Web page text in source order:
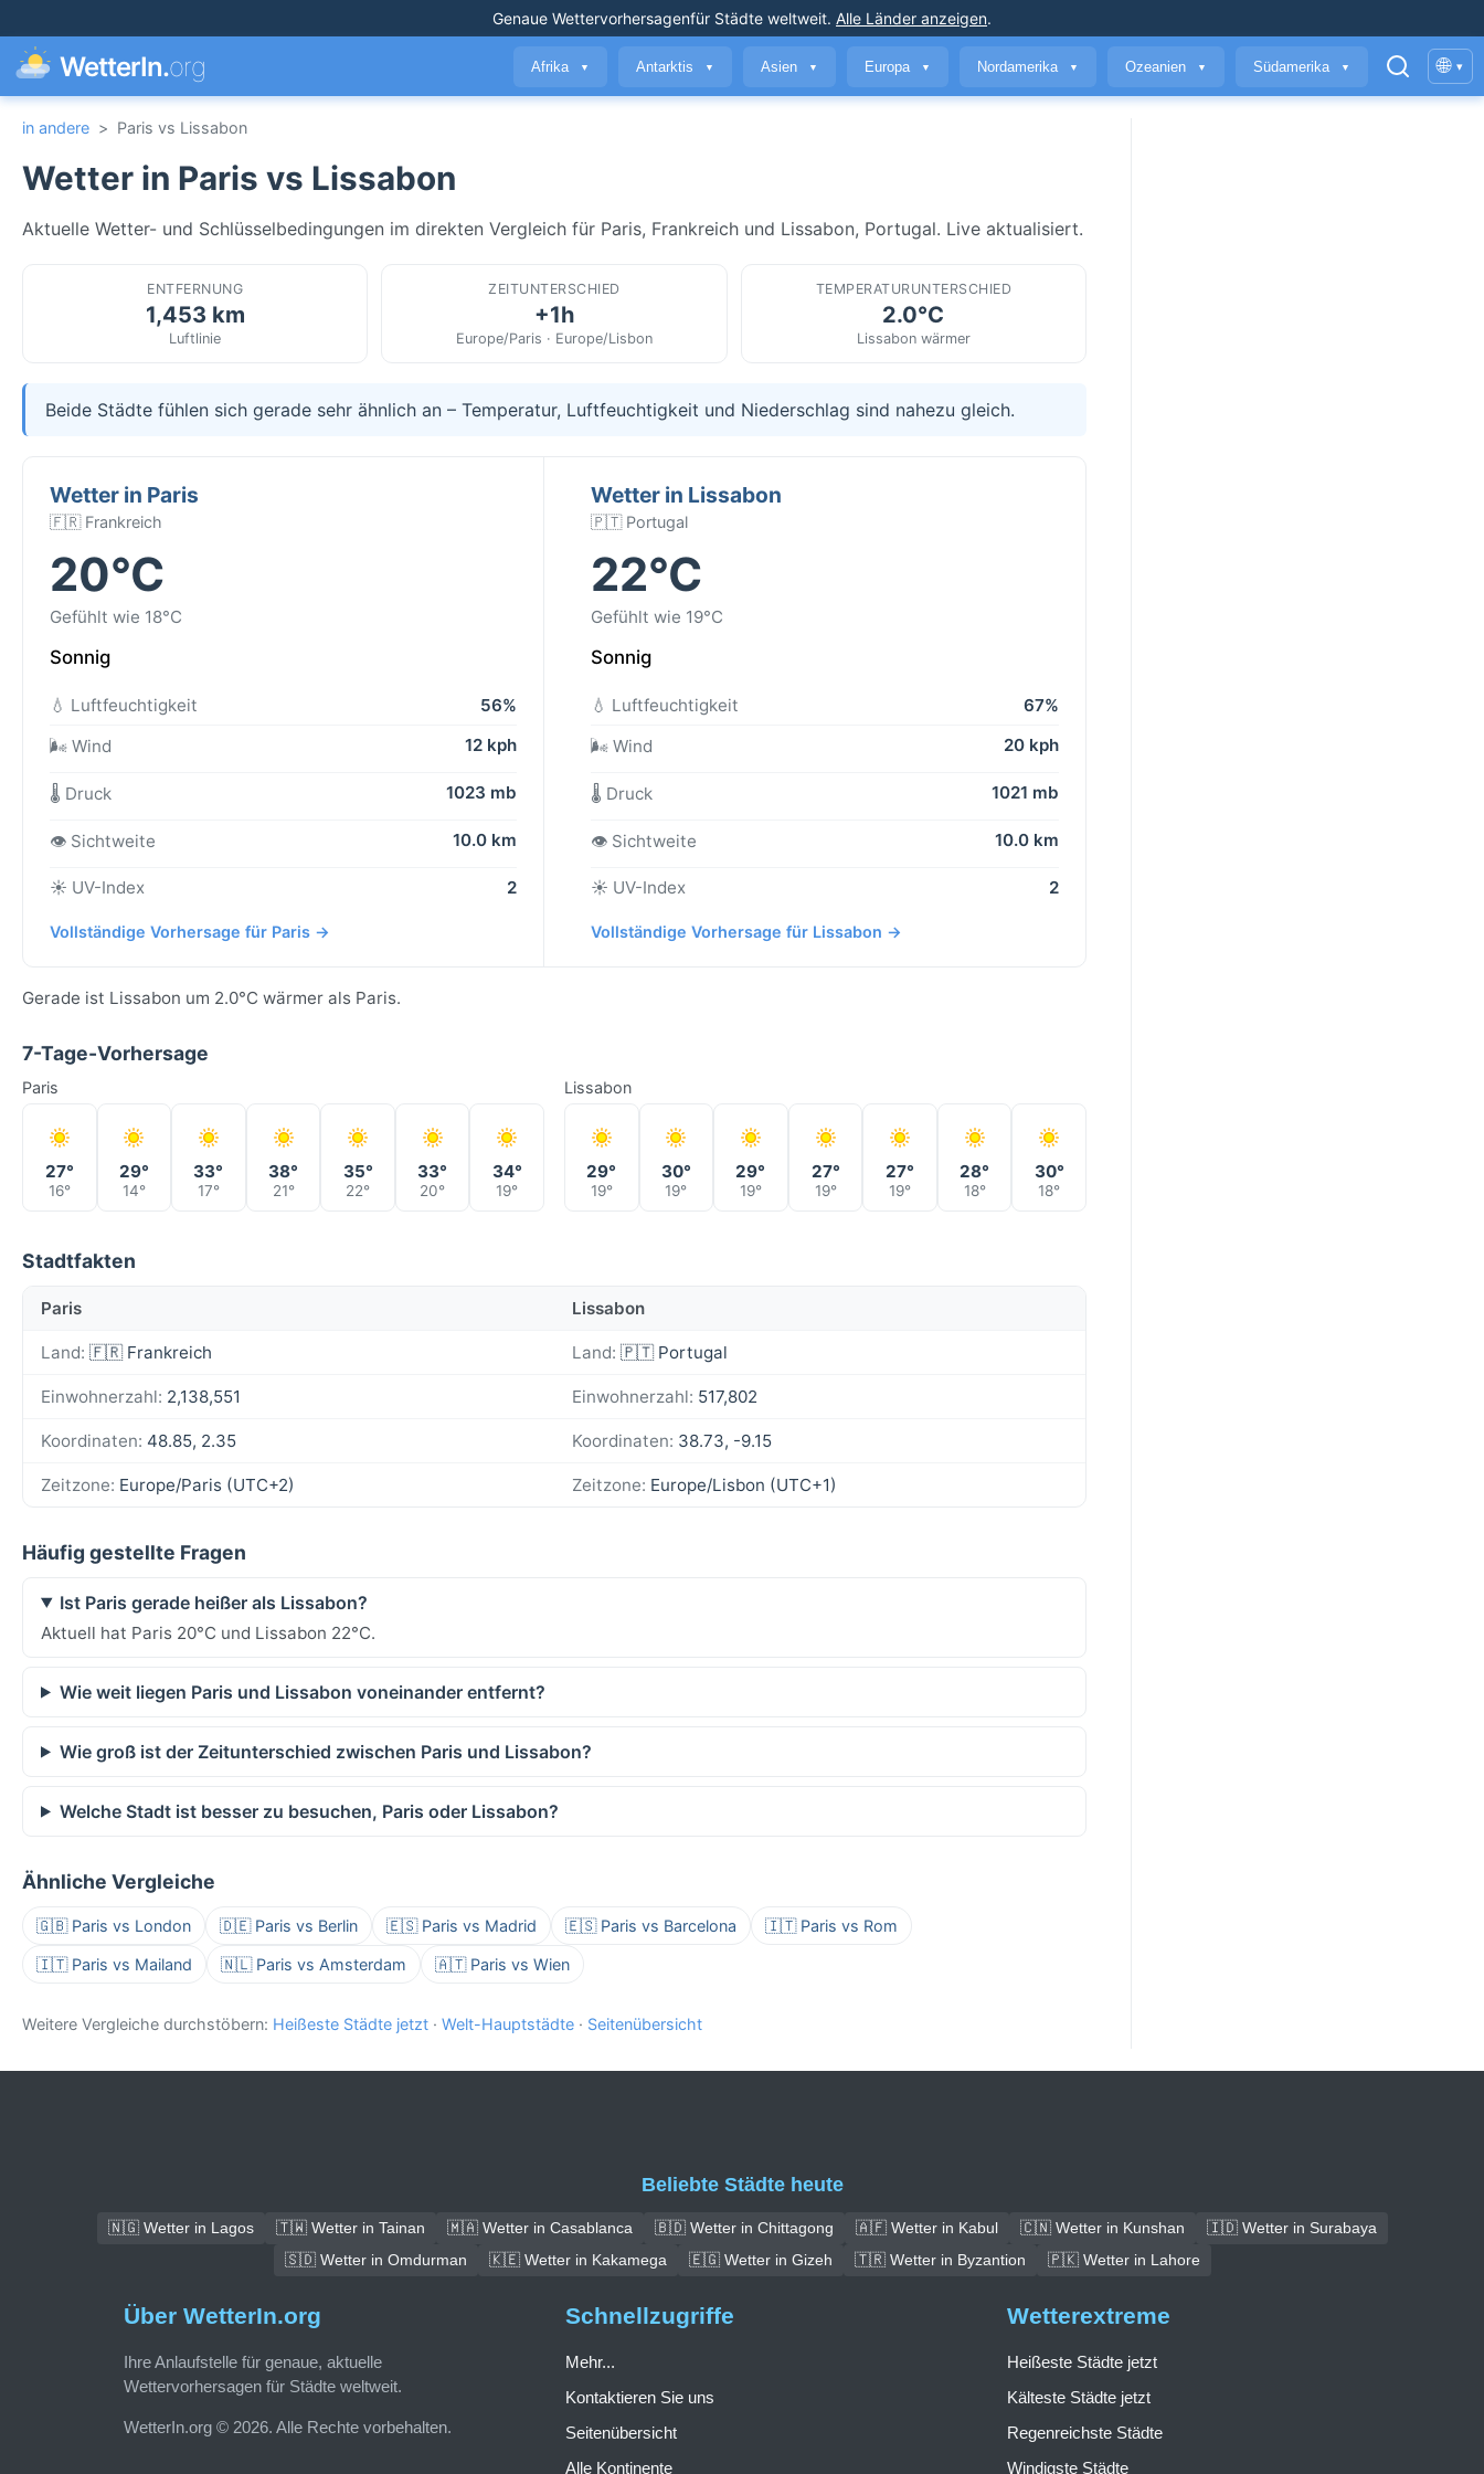
Genaue Wettervorhersagenfür Städte weltweit. Alle Länder anzeigen.
WetterIn.org Afrika ▼ Antarktis ▼ Asien ▼ Europa ▼ Nordamerika ▼ Ozeanien ▼ Südamerika ▼ 🌐 ▾
in andere > Paris vs Lissabon
Wetter in Paris vs Lissabon
Aktuelle Wetter- und Schlüsselbedingungen im direkten Vergleich für Paris, Frankreich und Lissabon, Portugal. Live aktualisiert.
ENTFERNUNG
1,453 km
Luftlinie
ZEITUNTERSCHIED
+1h
Europe/Paris · Europe/Lisbon
TEMPERATURUNTERSCHIED
2.0°C
Lissabon wärmer
Beide Städte fühlen sich gerade sehr ähnlich an – Temperatur, Luftfeuchtigkeit und Niederschlag sind nahezu gleich.
Wetter in Paris
🇫🇷 Frankreich
20°C
Gefühlt wie 18°C
Sonnig
💧 Luftfeuchtigkeit
56%
🌬️ Wind
12 kph
🌡️ Druck 1023 mb
👁️ Sichtweite 10.0 km
☀️ UV-Index 2
Vollständige Vorhersage für Paris →
Wetter in Lissabon
🇵🇹 Portugal
22°C
Gefühlt wie 19°C
Sonnig
💧 Luftfeuchtigkeit
67%
🌬️ Wind
20 kph
🌡️ Druck 1021 mb
👁️ Sichtweite 10.0 km
☀️ UV-Index 2
Vollständige Vorhersage für Lissabon →
Gerade ist Lissabon um 2.0°C wärmer als Paris.
7-Tage-Vorhersage
Paris
27°
16°
29°
14°
33°
17°
38°
21°
35°
22°
33°
20°
34°
19°
Lissabon
29°
19°
30°
19°
29°
19°
27°
19°
27°
19°
28°
18°
30°
18°
Stadtfakten
Paris Lissabon
Land: 🇫🇷 Frankreich Land: 🇵🇹 Portugal
Einwohnerzahl: 2,138,551 Einwohnerzahl: 517,802
Koordinaten: 48.85, 2.35 Koordinaten: 38.73, -9.15
Zeitzone: Europe/Paris (UTC+2) Zeitzone: Europe/Lisbon (UTC+1)
Häufig gestellte Fragen
Ist Paris gerade heißer als Lissabon?
Aktuell hat Paris 20°C und Lissabon 22°C.
Wie weit liegen Paris und Lissabon voneinander entfernt?
Wie groß ist der Zeitunterschied zwischen Paris und Lissabon?
Welche Stadt ist besser zu besuchen, Paris oder Lissabon?
Ähnliche Vergleiche
🇬🇧 Paris vs London 🇩🇪 Paris vs Berlin 🇪🇸 Paris vs Madrid 🇪🇸 Paris vs Barcelona 🇮🇹 Paris vs Rom
🇮🇹 Paris vs Mailand 🇳🇱 Paris vs Amsterdam 🇦🇹 Paris vs Wien
Weitere Vergleiche durchstöbern: Heißeste Städte jetzt · Welt-Hauptstädte · Seitenübersicht
Beliebte Städte heute
🇳🇬 Wetter in Lagos 🇹🇼 Wetter in Tainan 🇲🇦 Wetter in Casablanca 🇧🇩 Wetter in Chittagong 🇦🇫 Wetter in Kabul 🇨🇳 Wetter in Kunshan
🇮🇩 Wetter in Surabaya
🇸🇩 Wetter in Omdurman
🇰🇪 Wetter in Kakamega 🇪🇬 Wetter in Gizeh 🇹🇷 Wetter in Byzantion 🇵🇰 Wetter in Lahore
Über WetterIn.org
Ihre Anlaufstelle für genaue, aktuelle
Wettervorhersagen für Städte weltweit.
WetterIn.org © 2026. Alle Rechte vorbehalten.
Schnellzugriffe
Mehr...
Kontaktieren Sie uns
Seitenübersicht
Alle Kontinente
Wetterextreme
Heißeste Städte jetzt
Kälteste Städte jetzt
Regenreichste Städte
Windigste Städte